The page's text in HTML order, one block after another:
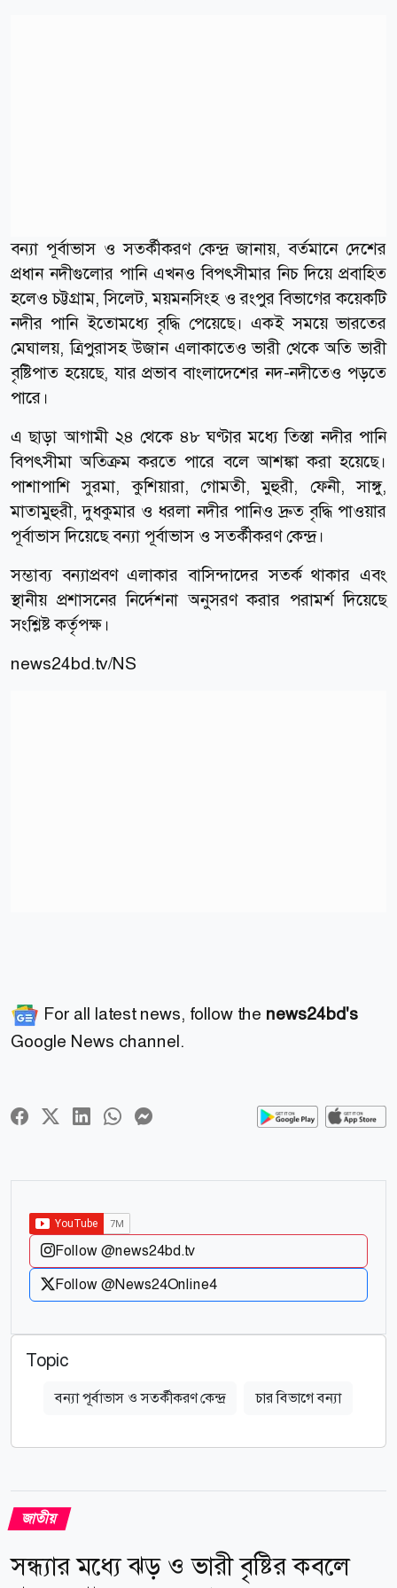
বন্যা পূর্বাভাস ও সতর্কীকরণ কেন্দ্র জানায়, বর্তমানে দেশের
প্রধান নদীগুলোর পানি এখনও বিপৎসীমার নিচ দিয়ে প্রবাহিত
হলেও চট্টগ্রাম, সিলেট, ময়মনসিংহ ও রংপুর বিভাগের কয়েকটি
নদীর পানি ইতোমধ্যে বৃদ্ধি পেয়েছে। একই সময়ে ভারতের
মেঘালয়, ত্রিপুরাসহ উজান এলাকাতেও ভারী থেকে অতি ভারী
বৃষ্টিপাত হয়েছে, যার প্রভাব বাংলাদেশের নদ-নদীতেও পড়তে
পারে।
এ ছাড়া আগামী ২৪ থেকে ৪৮ ঘণ্টার মধ্যে তিস্তা নদীর পানি
বিপৎসীমা অতিক্রম করতে পারে বলে আশঙ্কা করা হয়েছে।
পাশাপাশি সুরমা, কুশিয়ারা, গোমতী, মুহুরী, ফেনী, সাঙ্গু,
মাতামুহুরী, দুধকুমার ও ধরলা নদীর পানিও দ্রুত বৃদ্ধি পাওয়ার
পূর্বাভাস দিয়েছে বন্যা পূর্বাভাস ও সতর্কীকরণ কেন্দ্র।
সম্ভাব্য বন্যাপ্রবণ এলাকার বাসিন্দাদের সতর্ক থাকার এবং
স্থানীয় প্রশাসনের নির্দেশনা অনুসরণ করার পরামর্শ দিয়েছে
সংশ্লিষ্ট কর্তৃপক্ষ।
news24bd.tv/NS
For all latest news, follow the news24bd's
Google News channel.
Follow @news24bd.tv
Follow @News24Online4
Topic
বন্যা পূর্বাভাস ও সতর্কীকরণ কেন্দ্র চার বিভাগে বন্যা
জাতীয়
সন্ধ্যার মধ্যে ঝড় ও ভারী বৃষ্টির কবলে